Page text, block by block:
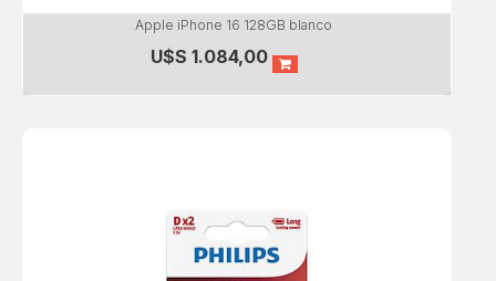
Apple iPhone 16 128GB blanco
U$S 1.084,00